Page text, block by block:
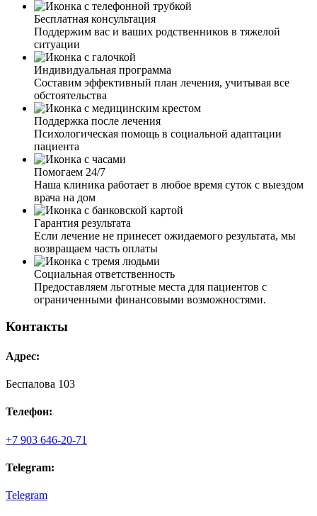
Бесплатная консультация
Поддержим вас и ваших родственников в тяжелой
ситуации
Индивидуальная программа
Составим эффективный план лечения, учитывая все
обстоятельства
Поддержка после лечения
Психологическая помощь в социальной адаптации
пациента
Помогаем 24/7
Наша клиника работает в любое время суток с выездом
врача на дом
Гарантия результата
Если лечение не принесет ожидаемого результата, мы
возвращаем часть оплаты
Социальная ответственность
Предоставляем льготные места для пациентов с
ограниченными финансовыми возможностями.
Контакты
Адрес:
Беспалова 103
Телефон:
+7 903 646-20-71
Telegram:
Telegram